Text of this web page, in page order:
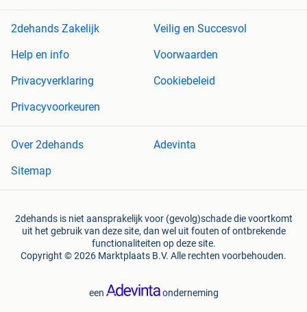
2dehands Zakelijk
Veilig en Succesvol
Help en info
Voorwaarden
Privacyverklaring
Cookiebeleid
Privacyvoorkeuren
Over 2dehands
Adevinta
Sitemap
2dehands is niet aansprakelijk voor (gevolg)schade die voortkomt
uit het gebruik van deze site, dan wel uit fouten of ontbrekende
functionaliteiten op deze site.
Copyright © 2026 Marktplaats B.V. Alle rechten voorbehouden.
een onderneming